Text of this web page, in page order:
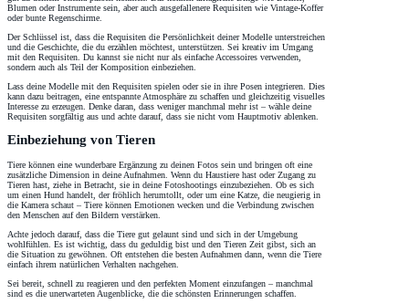
Blumen oder Instrumente sein, aber auch ausgefallenere Requisiten wie Vintage-Koffer
oder bunte Regenschirme.
Der Schlüssel ist, dass die Requisiten die Persönlichkeit deiner Modelle unterstreichen
und die Geschichte, die du erzählen möchtest, unterstützen. Sei kreativ im Umgang
mit den Requisiten. Du kannst sie nicht nur als einfache Accessoires verwenden,
sondern auch als Teil der Komposition einbeziehen.
Lass deine Modelle mit den Requisiten spielen oder sie in ihre Posen integrieren. Dies
kann dazu beitragen, eine entspannte Atmosphäre zu schaffen und gleichzeitig visuelles
Interesse zu erzeugen. Denke daran, dass weniger manchmal mehr ist – wähle deine
Requisiten sorgfältig aus und achte darauf, dass sie nicht vom Hauptmotiv ablenken.
Einbeziehung von Tieren
Tiere können eine wunderbare Ergänzung zu deinen Fotos sein und bringen oft eine
zusätzliche Dimension in deine Aufnahmen. Wenn du Haustiere hast oder Zugang zu
Tieren hast, ziehe in Betracht, sie in deine Fotoshootings einzubeziehen. Ob es sich
um einen Hund handelt, der fröhlich herumtollt, oder um eine Katze, die neugierig in
die Kamera schaut – Tiere können Emotionen wecken und die Verbindung zwischen
den Menschen auf den Bildern verstärken.
Achte jedoch darauf, dass die Tiere gut gelaunt sind und sich in der Umgebung
wohlfühlen. Es ist wichtig, dass du geduldig bist und den Tieren Zeit gibst, sich an
die Situation zu gewöhnen. Oft entstehen die besten Aufnahmen dann, wenn die Tiere
einfach ihrem natürlichen Verhalten nachgehen.
Sei bereit, schnell zu reagieren und den perfekten Moment einzufangen – manchmal
sind es die unerwarteten Augenblicke, die die schönsten Erinnerungen schaffen.